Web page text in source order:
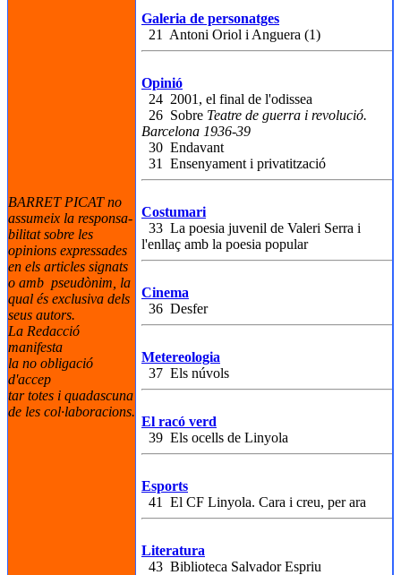
BARRET PICAT no
assumeix la responsa-
bilitat sobre les
opinions expressades
en els articles signats
o amb pseudònim, la
qual és exclusiva dels
seus autors.
La Redacció
manifesta
la no obligació
d'accep
tar totes i quadascuna
de les col·laboracions.
Galeria de personatges
21 Antoni Oriol i Anguera (1)
Opinió
24 2001, el final de l'odissea
26 Sobre Teatre de guerra i revolució.
Barcelona 1936-39
30 Endavant
31 Ensenyament i privatització
Costumari
33 La poesia juvenil de Valeri Serra i
l'enllaç amb la poesia popular
Cinema
36 Desfer
Metereologia
37 Els núvols
El racó verd
39 Els ocells de Linyola
Esports
41 El CF Linyola. Cara i creu, per ara
Literatura
43 Biblioteca Salvador Espriu